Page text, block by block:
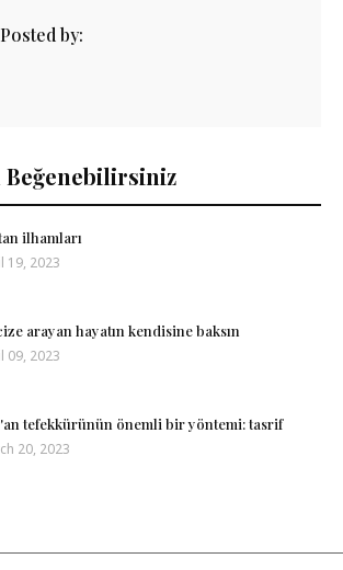
Posted by:
Beğenebilirsiniz
ilhamları
19, 2023
arayan hayatın kendisine baksın
09, 2023
tefekkürünün önemli bir yöntemi: tasrif
20, 2023